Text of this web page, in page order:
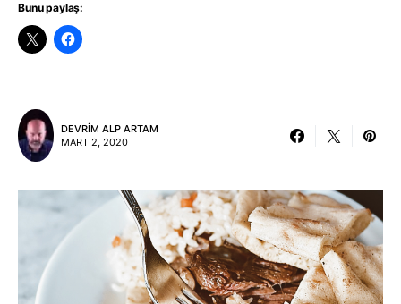
Bunu paylaş:
DEVRIM ALP ARTAM
MART 2, 2020